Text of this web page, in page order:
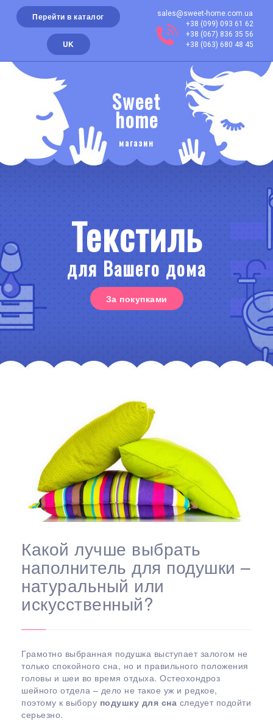
Перейти в каталог
UK
sales@sweet-home.com.ua
+38 (099) 093 61 62
+38 (067) 836 35 56
+38 (063) 680 48 45
Sweet
home
магазин
Текстиль
для Вашего дома
За покупками
Какой лучше выбрать
наполнитель для подушки –
натуральный или
искусственный?
Грамотно выбранная подушка выступает залогом не
только спокойного сна, но и правильного положения
головы и шеи во время отдыха. Остеохондроз
шейного отдела – дело не такое уж и редкое,
поэтому к выбору подушку для сна следует подойти
серьезно.